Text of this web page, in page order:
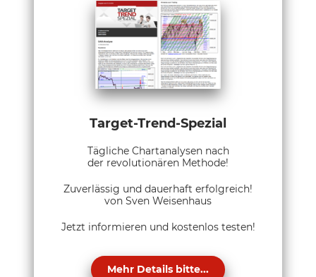
Target-Trend-Spezial
Tägliche Chartanalysen nach
der revolutionären Methode!
Zuverlässig und dauerhaft erfolgreich!
von Sven Weisenhaus
Jetzt informieren und kostenlos testen!
Mehr Details bitte...